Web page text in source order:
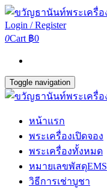
Login / Register
0Cart ฿0
Toggle navigation
หน้าแรก
พระเครื่องเปิดจอง
พระเครื่องทั้งหมด
หมายเลขพัสดุEMS
วิธีการเช่าบูชา